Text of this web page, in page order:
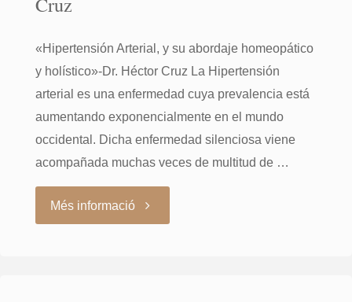
Cruz"
«Hipertensión Arterial, y su abordaje homeopático
y holístico»-Dr. Héctor Cruz La Hipertensión
arterial es una enfermedad cuya prevalencia está
aumentando exponencialmente en el mundo
occidental. Dicha enfermedad silenciosa viene
acompañada muchas veces de multitud de …
Més informació"Sessió